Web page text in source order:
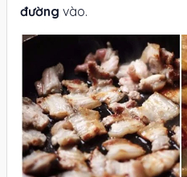
đường vào.